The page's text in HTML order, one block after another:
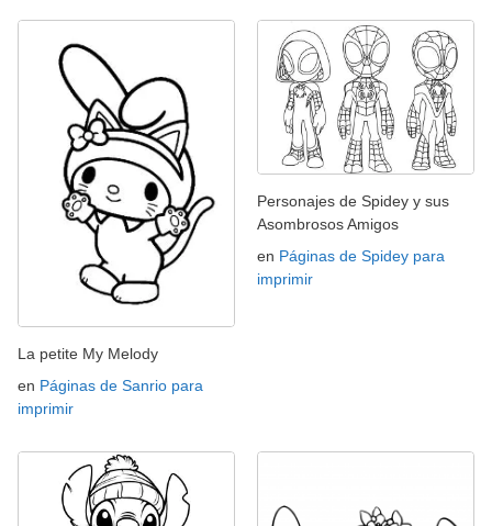
La petite My Melody
en Páginas de Sanrio para
imprimir
Personajes de Spidey y sus
Asombrosos Amigos
en Páginas de Spidey para
imprimir